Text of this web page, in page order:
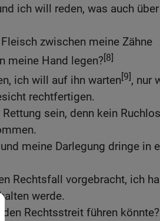
ich will reden, was auch
zwischen meine Zähne
meine Hand legen?[8]
ich will auf ihn warten[9], nur
rechtfertigen.
sein, denn kein
meine Darlegung dringe in
Rechtsfall vorgebracht, ich
werde.
den Rechtsstreit führen